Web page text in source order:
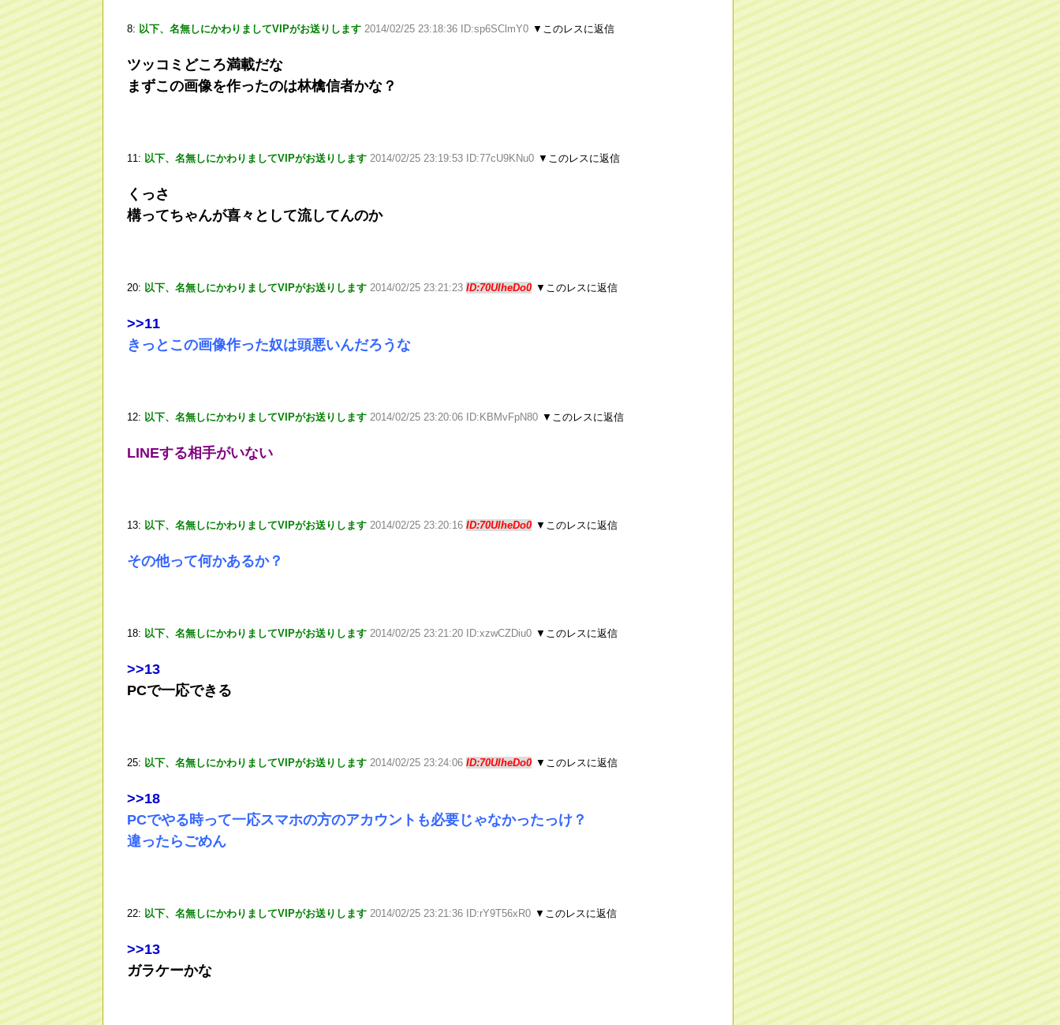
8: 以下、名無しにかわりましてVIPがお送りします 2014/02/25 23:18:36 ID:sp6SClmY0 ▼このレスに返信
ツッコミどころ満載だな
まずこの画像を作ったのは林檎信者かな？
11: 以下、名無しにかわりましてVIPがお送りします 2014/02/25 23:19:53 ID:77cU9KNu0 ▼このレスに返信
くっさ
構ってちゃんが喜々として流してんのか
20: 以下、名無しにかわりましてVIPがお送りします 2014/02/25 23:21:23 ID:70UlheDo0 ▼このレスに返信
>>11
きっとこの画像作った奴は頭悪いんだろうな
12: 以下、名無しにかわりましてVIPがお送りします 2014/02/25 23:20:06 ID:KBMvFpN80 ▼このレスに返信
LINEする相手がいない
13: 以下、名無しにかわりましてVIPがお送りします 2014/02/25 23:20:16 ID:70UlheDo0 ▼このレスに返信
その他って何かあるか？
18: 以下、名無しにかわりましてVIPがお送りします 2014/02/25 23:21:20 ID:xzwCZDiu0 ▼このレスに返信
>>13
PCで一応できる
25: 以下、名無しにかわりましてVIPがお送りします 2014/02/25 23:24:06 ID:70UlheDo0 ▼このレスに返信
>>18
PCでやる時って一応スマホの方のアカウントも必要じゃなかったっけ？
違ったらごめん
22: 以下、名無しにかわりましてVIPがお送りします 2014/02/25 23:21:36 ID:rY9T56xR0 ▼このレスに返信
>>13
ガラケーかな